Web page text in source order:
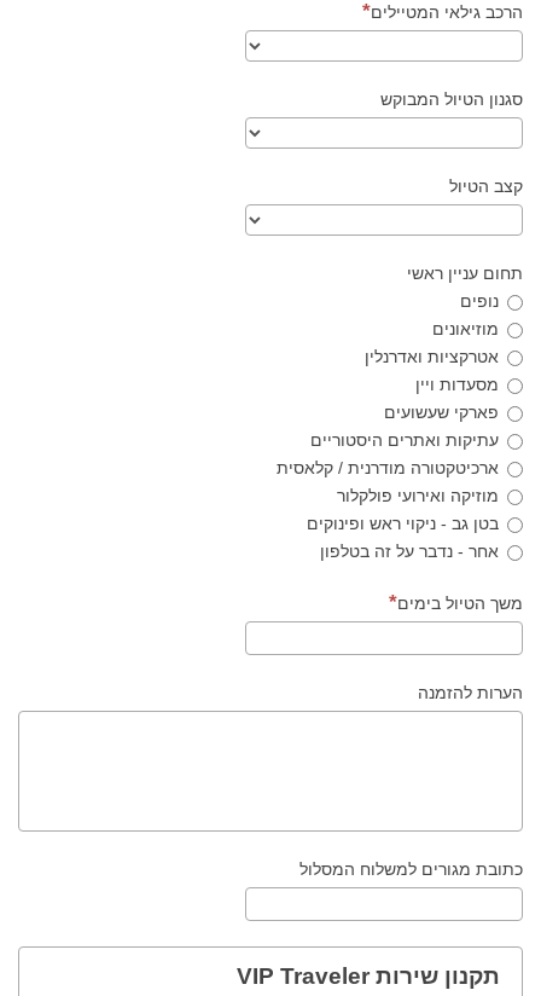
הרכב גילאי המטיילים
סגנון הטיול המבוקש
קצב הטיול
תחום עניין ראשי
נופים
מוזיאונים
אטרקציות ואדרנלין
מסעדות ויין
פארקי שעשועים
עתיקות ואתרים היסטוריים
ארכיטקטורה מודרנית / קלאסית
מוזיקה ואירועי פולקלור
בטן גב - ניקוי ראש ופינוקים
אחר - נדבר על זה בטלפון
משך הטיול בימים
הערות להזמנה
כתובת מגורים למשלוח המסלול
תקנון שירות VIP Traveler